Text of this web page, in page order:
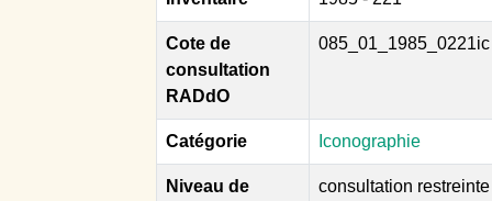
Cote de
consultation
RADdO
085_01_1985_0221ic
Catégorie Iconographie
Niveau de
consultation restreinte